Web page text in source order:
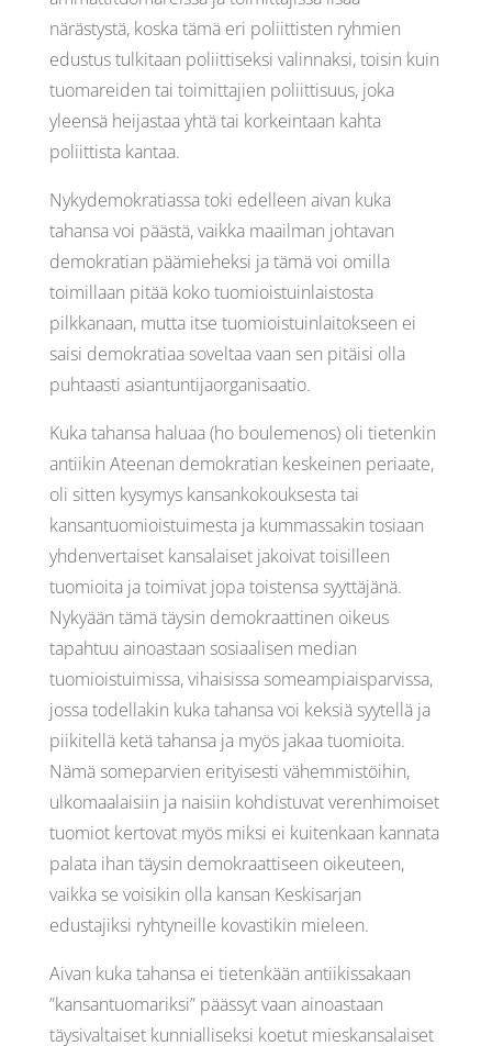
närästystä, koska tämä eri poliittisten ryhmien
edustus tulkitaan poliittiseksi valinnaksi, toisin kuin
tuomareiden tai toimittajien poliittisuus, joka
yleensä heijastaa yhtä tai korkeintaan kahta
poliittista kantaa.
Nykydemokratiassa toki edelleen aivan kuka
tahansa voi päästä, vaikka maailman johtavan
demokratian päämieheksi ja tämä voi omilla
toimillaan pitää koko tuomioistuinlaistosta
pilkkanaan, mutta itse tuomioistuinlaitokseen ei
saisi demokratiaa soveltaa vaan sen pitäisi olla
puhtaasti asiantuntijaorganisaatio.
Kuka tahansa haluaa (ho boulemenos) oli tietenkin
antiikin Ateenan demokratian keskeinen periaate,
oli sitten kysymys kansankokouksesta tai
kansantuomioistuimesta ja kummassakin tosiaan
yhdenvertaiset kansalaiset jakoivat toisilleen
tuomioita ja toimivat jopa toistensa syyttäjänä.
Nykyään tämä täysin demokraattinen oikeus
tapahtuu ainoastaan sosiaalisen median
tuomioistuimissa, vihaisissa someampiaisparvissa,
jossa todellakin kuka tahansa voi keksiä syytellä ja
piikitellä ketä tahansa ja myös jakaa tuomioita.
Nämä someparvien erityisesti vähemmistöihin,
ulkomaalaisiin ja naisiin kohdistuvat verenhimoiset
tuomiot kertovat myös miksi ei kuitenkaan kannata
palata ihan täysin demokraattiseen oikeuteen,
vaikka se voisikin olla kansan Keskisarjan
edustajiksi ryhtyneille kovastikin mieleen.
Aivan kuka tahansa ei tietenkään antiikissakaan
”kansantuomariksi” päässyt vaan ainoastaan
täysivaltaiset kunnialliseksi koetut mieskansalaiset